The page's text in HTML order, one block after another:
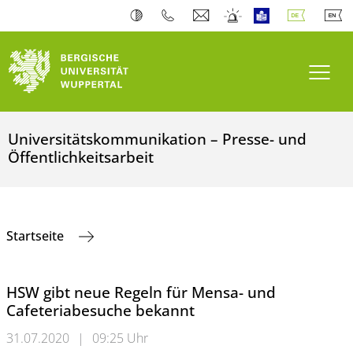
Universitätskommunikation – Presse- und
Öffentlichkeitsarbeit
Startseite
HSW gibt neue Regeln für Mensa- und
Cafeteriabesuche bekannt
31.07.2020 |
09:25 Uhr